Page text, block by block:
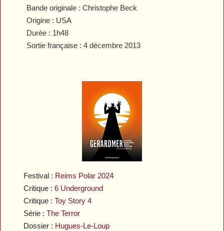
Festival : Reims Polar 2024
Critique :6 Underground
Critique :Toy Story 4
Série :The Terror
Dossier : Hugues-Le-Loup
Bande originale : Christophe Beck
Origine : USA
Durée : 1h48
Sortie française : 4 décembre 2013